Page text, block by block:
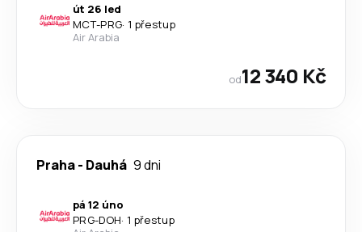
út 26 led
MCT-PRG· 1 přestup
Air Arabia
od12 340 Kč
Praha- Dauhá 9 dni
pá 12 úno
PRG-DOH· 1 přestup